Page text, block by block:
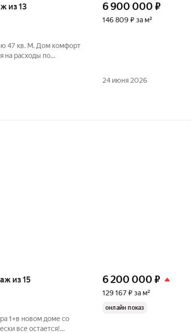
из 13
47 кв. М. Дом комфорт
на расходы по
6 900 000 ₽
146 809 ₽ за м²
24 июня 2026
из 15
1+в новом доме со
все остается!
6 200 000 ₽
129 167 ₽ за м²
онлайн показ